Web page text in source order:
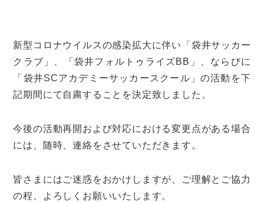
新型コロナウイルスの感染拡大に伴い「袋井サッカー
クラブ」、「袋井フォルトゥライズBB」、ならびに
「袋井SCアカデミーサッカースクール」の活動を下
記期間にて自粛することを決定致しました。
今後の活動再開および対応における変更点がある場合
には、随時、連絡をさせていただきます。
皆さまにはご迷惑をおかけしますが、ご理解とご協力
の程、よろしくお願いいたします。